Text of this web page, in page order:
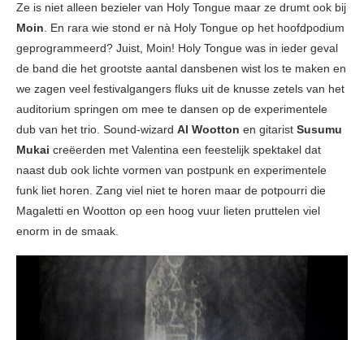
Ze is niet alleen bezieler van Holy Tongue maar ze drumt ook bij
Moin. En rara wie stond er nà Holy Tongue op het hoofdpodium
geprogrammeerd? Juist, Moin! Holy Tongue was in ieder geval
de band die het grootste aantal dansbenen wist los te maken en
we zagen veel festivalgangers fluks uit de knusse zetels van het
auditorium springen om mee te dansen op de experimentele
dub van het trio. Sound-wizard Al Wootton en gitarist Susumu
Mukai creëerden met Valentina een feestelijk spektakel dat
naast dub ook lichte vormen van postpunk en experimentele
funk liet horen. Zang viel niet te horen maar de potpourri die
Magaletti en Wootton op een hoog vuur lieten pruttelen viel
enorm in de smaak.